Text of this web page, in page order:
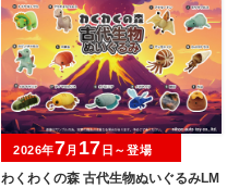
わくわくの森 古代生物ぬいぐるみLM
2026年7月 17 日～登場